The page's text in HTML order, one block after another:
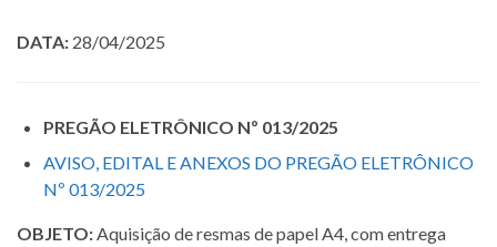
DATA: 28/04/2025
PREGÃO ELETRÔNICO Nº 013/2025
AVISO, EDITAL E ANEXOS DO PREGÃO ELETRÔNICO
Nº 013/2025
OBJETO: Aquisição de resmas de papel A4, com entrega